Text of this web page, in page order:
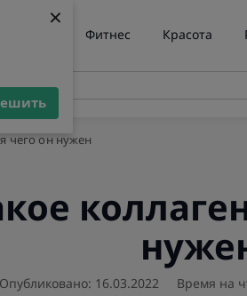
×
×
веса Фитнес Красота
чего он нужен
Опубликовано: 16.03.2022 Время на